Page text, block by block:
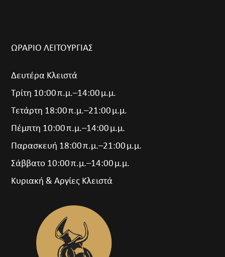
ΩΡΑΡΙΟ ΛΕΙΤΟΥΡΓΙΑΣ
Δευτέρα Κλειστά
Τρίτη 10:00 π.μ.–14:00 μ.μ.
Τετάρτη 18:00 π.μ.–21:00 μ.μ.
Πέμπτη 10:00 π.μ.–14:00 μ.μ.
Παρασκευή 18:00 π.μ.–21:00 μ.μ.
Σάββατο 10:00 π.μ.–14:00 μ.μ.
Κυριακή & Αργίες Κλειστά